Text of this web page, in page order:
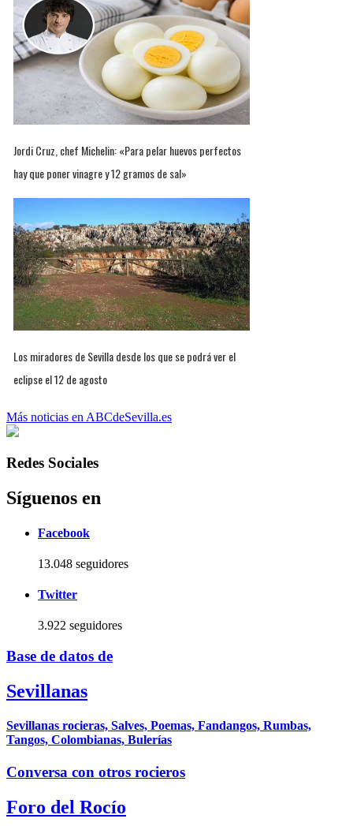
Jordi Cruz, chef Michelin: «Para pelar huevos perfectos
hay que poner vinagre y 12 gramos de sal»
Los miradores de Sevilla desde los que se podrá ver el
eclipse el 12 de agosto
Más noticias en ABCdeSevilla.es
Redes Sociales
Síguenos en
Facebook
13.048 seguidores
Twitter
3.922 seguidores
Base de datos de
Sevillanas
Sevillanas rocieras, Salves, Poemas, Fandangos, Rumbas,
Tangos, Colombianas, Bulerías
Conversa con otros rocieros
Foro del Rocío